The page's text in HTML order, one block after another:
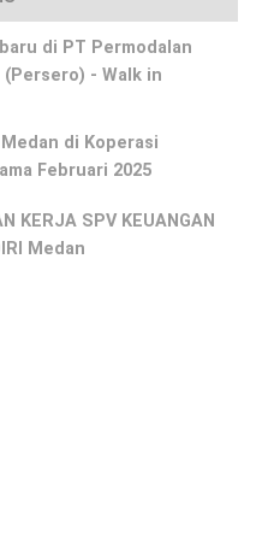
di PT Permodalan
(Persero) - Walk in
di Koperasi
Februari 2025
KERJA SPV KEUANGAN
Medan